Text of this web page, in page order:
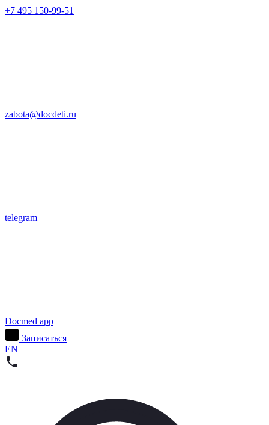
+7 495 150-99-51
zabota@docdeti.ru
telegram
Docmed app
Записаться
EN